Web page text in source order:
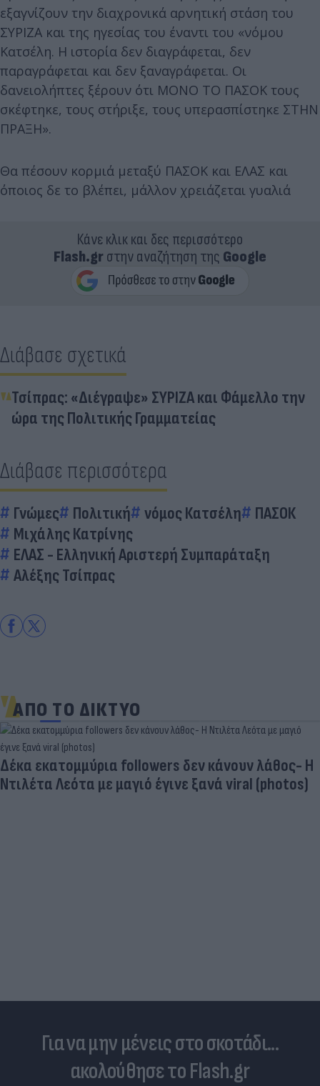
εξαγνίζουν την διαχρονικά αρνητική στάση του
ΣΥΡΙΖΑ και της ηγεσίας του έναντι του «νόμου
Κατσέλη. Η ιστορία δεν διαγράφεται, δεν
παραγράφεται και δεν ξαναγράφεται. Οι
δανειολήπτες ξέρουν ότι ΜΟΝΟ ΤΟ ΠΑΣΟΚ τους
σκέφτηκε, τους στήριξε, τους υπερασπίστηκε ΣΤΗΝ
ΠΡΑΞΗ».
Θα πέσουν κορμιά μεταξύ ΠΑΣΟΚ και ΕΛΑΣ και
όποιος δε το βλέπει, μάλλον χρειάζεται γυαλιά
Κάνε κλικ και δες περισσότερο
Flash.grστην αναζήτηση της Google
Διάβασε σχετικά
Τσίπρας: «Διέγραψε» ΣΥΡΙΖΑ και Φάμελλο την
ώρα της Πολιτικής Γραμματείας
Διάβασε περισσότερα
Γνώμες Πολιτική νόμος Κατσέλη
ΠΑΣΟΚ
Μιχάλης Κατρίνης
ΕΛΑΣ - Ελληνική Αριστερή Συμπαράταξη
Αλέξης Τσίπρας
ΑΠΟ ΤΟ ΔΙΚΤΥΟ
Δέκα εκατομμύρια followers δεν κάνουν λάθος- Η
Ντιλέτα Λεότα με μαγιό έγινε ξανά viral (photos)
Για να μην μένεις στο σκοτάδι...
ακολούθησε το Flash.gr